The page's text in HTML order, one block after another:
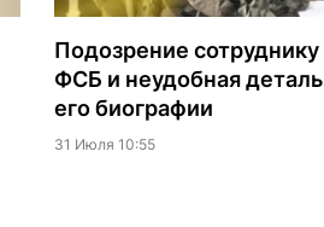
Подозрение сотруднику
ФСБ и неудобная деталь
его биографии
31 Июля 10:55